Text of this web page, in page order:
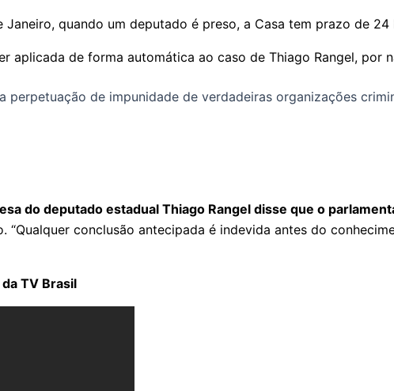
quando um deputado é preso, a Casa tem prazo de
aplicada de forma automática ao caso de Thiago Rangel, por
perpetuação de impunidade de verdadeiras organizações
do deputado estadual Thiago Rangel disse que o
“Qualquer conclusão antecipada é indevida antes do
TV Brasil